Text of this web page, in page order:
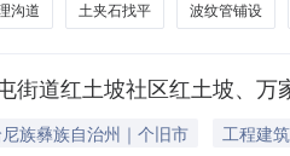
沟道 土夹石找平 波纹管铺设
街道红土坡社区红土坡、
族彝族自治州｜个旧市
工程建筑